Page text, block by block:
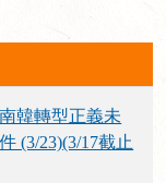
韓轉型正義未
(3/23)(3/17截止